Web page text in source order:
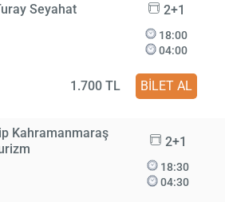
Seyahat 2+1
18:00
04:00
1.700 TL BİLET AL
Kahramanmaraş
2+1
18:30
04:30